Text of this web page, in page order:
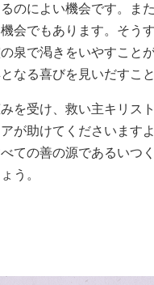
のによい機会です。ま
会でもあります。そう
泉で渇きをいやすこと
なる喜びを見いだすこ
を受け、救い主キリス
が助けてくださいます
ての善の源であるいつ
う。